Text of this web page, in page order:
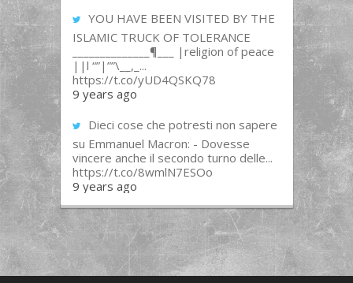
YOU HAVE BEEN VISITED BY THE
ISLAMIC TRUCK OF TOLERANCE
______________¶___ |religion of peace
||l “”|””\__,_...
https://t.co/yUD4QSKQ78
9 years ago
Dieci cose che potresti non sapere
su Emmanuel Macron: - Dovesse
vincere anche il secondo turno delle...
https://t.co/8wmlN7ESOo
9 years ago